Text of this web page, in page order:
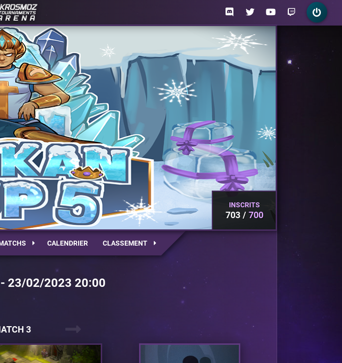
INSCRITS
703 700
CALENDRIER CLASSEMENT
- 23/02/2023 20:00
3